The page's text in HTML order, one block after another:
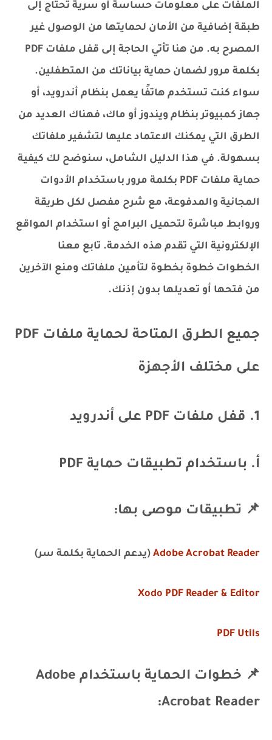
الملفات على معلومات حساسة أو سرية تحتاج إلى
طبقة إضافية من الأمان لحمايتها من الوصول غير
المصرح به. من هنا تأتي الحاجة إلى قفل ملفات PDF
بكلمة مرور لضمان حماية بياناتك من المتطفلين.
سواء كنت تستخدم هاتفًا يعمل بنظام أندرويد، أو
جهاز كمبيوتر بنظام ويندوز أو ماك، فهناك العديد من
الطرق التي يمكنك الاعتماد عليها لتشفير ملفاتك
بسهولة. في هذا الدليل الشامل، سنوضح لك كيفية
حماية ملفات PDF بكلمة مرور باستخدام الأدوات
المجانية والمدفوعة، مع شرح مفصل لكل طريقة
وروابط مباشرة لتحميل البرامج أو استخدام المواقع
الإلكترونية التي تقدم هذه الخدمة. تابع معنا
الخطوات خطوة بخطوة لتأمين ملفاتك ومنع الآخرين
من فتحها أو تعديلها بدون إذنك.
جميع الطرق المتاحة لحماية ملفات PDF
على مختلف الأجهزة
1. قفل ملفات PDF على أندرويد
أ. باستخدام تطبيقات حماية PDF
📌 تطبيقات موصى بها:
Adobe Acrobat Reader (يدعم الحماية بكلمة سر)
Xodo PDF Reader & Editor
PDF Utils
📌 خطوات الحماية باستخدام Adobe
Acrobat Reader: